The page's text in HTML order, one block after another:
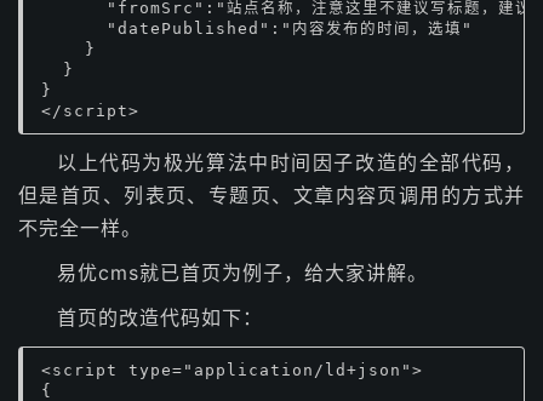
"fromSrc":"站点名称，注意这里不建议写标题，建议
      "datePublished":"内容发布的时间，选填"
    }
  }
}
</script>
以上代码为极光算法中时间因子改造的全部代码，
但是首页、列表页、专题页、文章内容页调用的方式并
不完全一样。
易优cms就已首页为例子，给大家讲解。
首页的改造代码如下：
<script type="application/ld+json">
{